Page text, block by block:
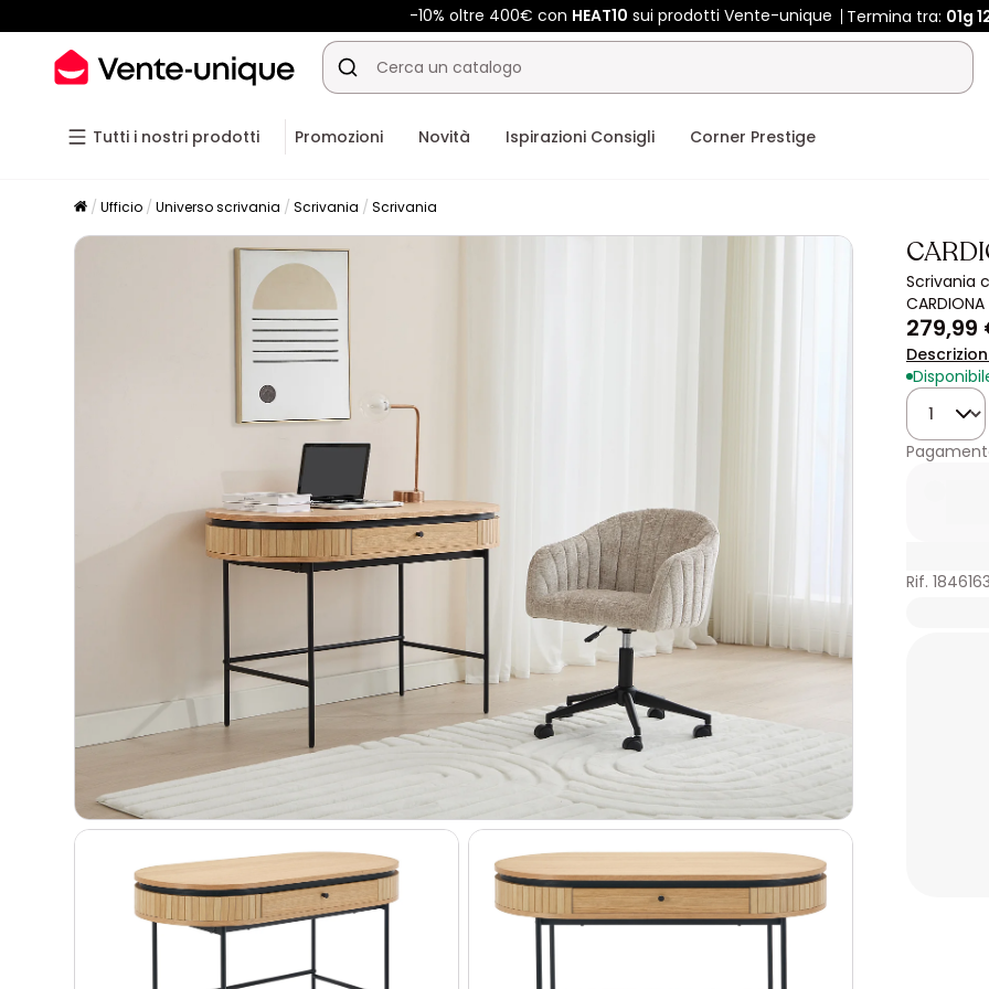
-10% oltre 400€ con HEAT10 sui prodotti Vente-unique Termina tra: 01g
Tutti i nostri prodotti Promozioni Novità Ispirazioni Consigli Corner Prestige
Ufficio Universo scrivania Scrivania Scrivania
Scrivania
CARDIONA
279,99
Quantità
Rif.